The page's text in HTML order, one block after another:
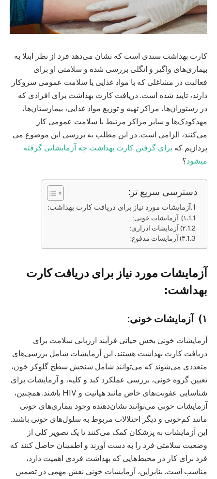
کارت بهداشت سندی است که نشان می‌دهد فرد از نظر ابتلا به
بیماری‌های واگیر و انگلی بررسی شده و سلامتی او برای
فعالیت در مشاغلی که با مواد غذایی یا سلامت عمومی سروکار
دارند، تایید شده است. دریافت کارت بهداشت برای افرادی که
در رستوران‌ها، مراکز تهیه و توزیع مواد غذایی، بیمارستان‌ها،
مهدکودک‌ها و سایر مراکز مرتبط با سلامت عمومی کار
می‌کنند، الزامی است. در این مطلب به بررسی این موضوع می
پردازیم که برای گرفتن کارت بهداشت چه آزمایشاتی گرفته
میشود؟
دسترسی سریع تر:
آزمایشات مورد نیاز برای دریافت کارت بهداشت:
۱) آزمایشات خونی:
۲) آزمایشات ادراری:
۳) آزمایشات مدفوع:
آزمایشات مورد نیاز برای دریافت کارت
بهداشت:
۱) آزمایشات خونی:
آزمایشات خونی بخش حیاتی فرآیند ارزیابی سلامت برای
دریافت کارت بهداشت هستند. این آزمایشات شامل بررسی‌های
متعددی می‌شوند که می‌توانند شامل سنجش سطح گلوکز خون،
تعیین گروه خونی، بررسی عملکرد کبد و کلیه، و آزمایشات برای
شناسایی عفونت‌های خاص مانند هپاتیت و HIV باشند. همچنین،
آزمایشات خونی می‌توانند نشان‌دهنده وجود بیماری‌های خونی
مانند کم‌خونی و دیگر اختلالات مربوط به سلول‌های خونی باشند.
این آزمایشات به پزشکان کمک می‌کنند تا یک تصویر کلی از
وضعیت سلامتی فرد را به دست آورند و اطمینان حاصل کنند که
فرد برای کار در محیط‌هایی که بهداشت فردی اهمیت دارد،
مناسب است. بنابراین، آزمایشات خونی نقش مهمی در تضمین